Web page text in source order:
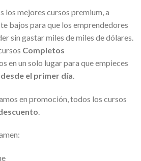
los mejores cursos premium, a
bajos para que los emprendedores
sin gastar miles de miles de dólares.
Completos
en un solo lugar para que empieces
el primer día.
en promoción, todos los cursos